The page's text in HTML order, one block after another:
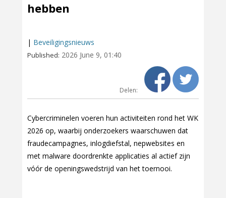
hebben
| Beveiligingsnieuws
Published: 2026 June 9, 01:40
Delen:
Cybercriminelen voeren hun activiteiten rond het WK
2026 op, waarbij onderzoekers waarschuwen dat
fraudecampagnes, inlogdiefstal, nepwebsites en
met malware doordrenkte applicaties al actief zijn
vóór de openingswedstrijd van het toernooi.